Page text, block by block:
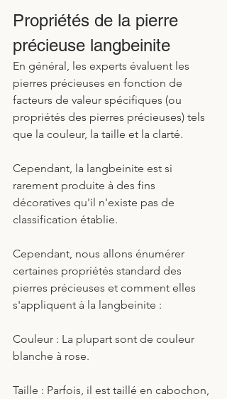
Propriétés de la pierre
précieuse langbeinite
En général, les experts évaluent les
pierres précieuses en fonction de
facteurs de valeur spécifiques (ou
propriétés des pierres précieuses) tels
que la couleur, la taille et la clarté.
Cependant, la langbeinite est si
rarement produite à des fins
décoratives qu'il n'existe pas de
classification établie.
Cependant, nous allons énumérer
certaines propriétés standard des
pierres précieuses et comment elles
s'appliquent à la langbeinite :
Couleur : La plupart sont de couleur
blanche à rose.
Taille : Parfois, il est taillé en cabochon,